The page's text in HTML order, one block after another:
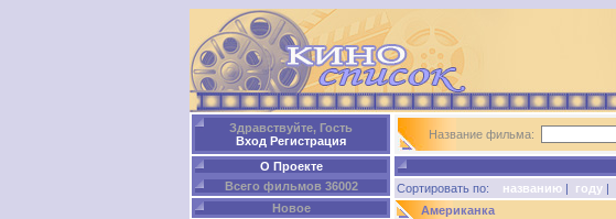
Здравствуйте, Гость
Вход Регистрация
О Проекте
Всего фильмов 36002
Новое
Название фильма:
Сортировать по: названию | году |
Американка